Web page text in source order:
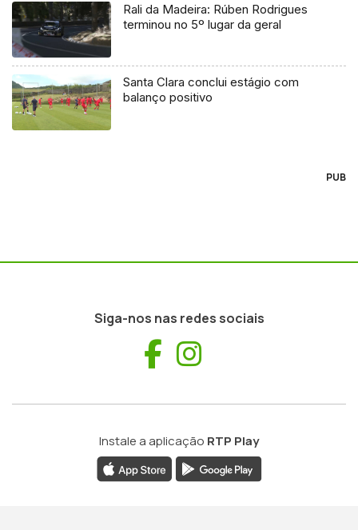
Rali da Madeira: Rúben Rodrigues
terminou no 5º lugar da geral
Santa Clara conclui estágio com
balanço positivo
PUB
Siga-nos nas redes sociais
Facebook
Instale a aplicação RTP Play